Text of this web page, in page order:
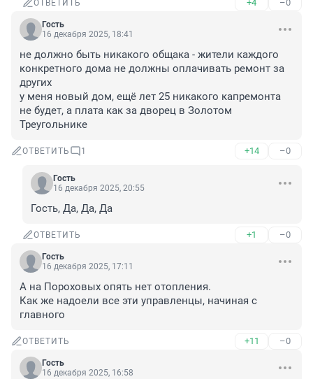
ОТВЕТИТЬ +4 –0
Гость
16 декабря 2025, 18:41
не должно быть никакого общака - жители каждого
конкретного дома не должны оплачивать ремонт за
других
у меня новый дом, ещё лет 25 никакого капремонта
не будет, а плата как за дворец в Золотом
Треугольнике
ОТВЕТИТЬ 1 +14 –0
Гость
16 декабря 2025, 20:55
Гость, Да, Да, Да
ОТВЕТИТЬ +1 –0
Гость
16 декабря 2025, 17:11
А на Пороховых опять нет отопления.
Как же надоели все эти управленцы, начиная с
главного
ОТВЕТИТЬ +11 –0
Гость
16 декабря 2025, 16:58